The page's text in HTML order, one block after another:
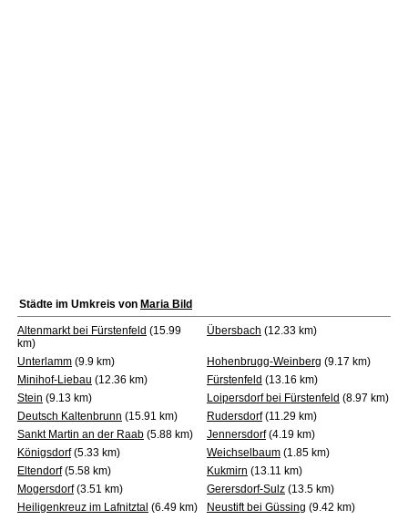
Städte im Umkreis von Maria Bild
Altenmarkt bei Fürstenfeld (15.99
km)
Übersbach (12.33 km)
Unterlamm (9.9 km) Hohenbrugg-Weinberg (9.17 km)
Minihof-Liebau (12.36 km) Fürstenfeld (13.16 km)
Stein (9.13 km) Loipersdorf bei Fürstenfeld (8.97 km)
Deutsch Kaltenbrunn (15.91 km) Rudersdorf(11.29 km)
Sankt Martin an der Raab (5.88 km) Jennersdorf(4.19 km)
Königsdorf(5.33 km) Weichselbaum (1.85 km)
Eltendorf(5.58 km) Kukmirn (13.11 km)
Mogersdorf(3.51 km) Gerersdorf-Sulz (13.5 km)
Heiligenkreuz im Lafnitztal (6.49 km) Neustift bei Güssing (9.42 km)